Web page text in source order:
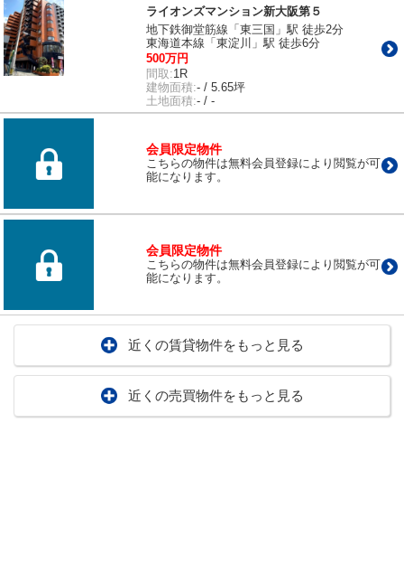
ライオンズマンション新大阪第５
地下鉄御堂筋線「東三国」駅 徒歩2分
東海道本線「東淀川」駅 徒歩6分
500万円
間取:1R
建物面積:- / 5.65坪
土地面積:- / -
会員限定物件
こちらの物件は無料会員登録により閲覧が可
能になります。
会員限定物件
こちらの物件は無料会員登録により閲覧が可
能になります。
近くの賃貸物件をもっと見る
近くの売買物件をもっと見る